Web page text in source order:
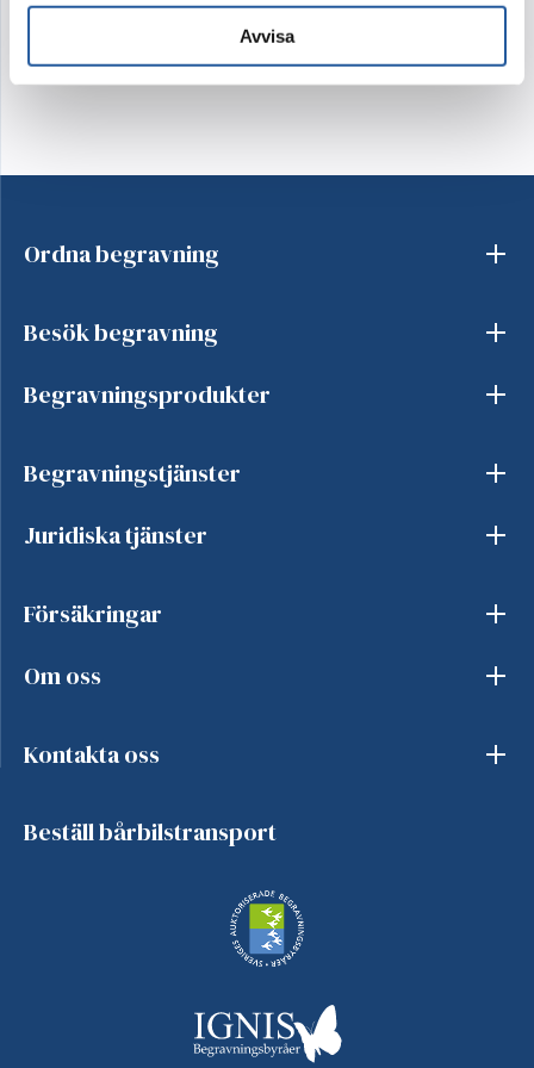
Avvisa
Ordna begravning
Besök begravning
Begravningsprodukter
Begravningstjänster
Juridiska tjänster
Försäkringar
Om oss
Kontakta oss
Beställ bårbilstransport